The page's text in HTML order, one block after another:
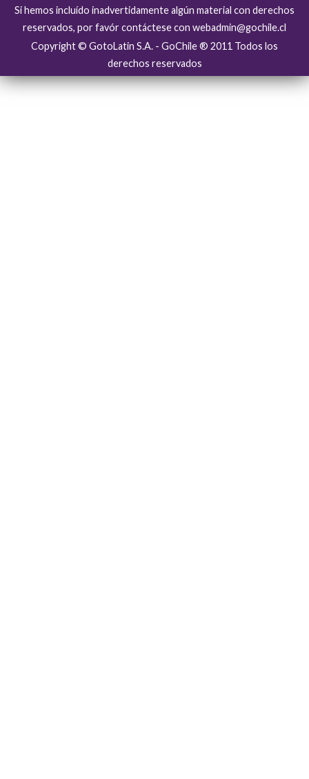
Si hemos incluído inadvertidamente algún material con derechos
reservados, por favór contáctese con webadmin@gochile.cl
Copyright © GotoLatin S.A. - GoChile ® 2011 Todos los
derechos reservados